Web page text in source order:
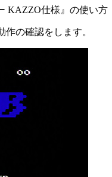
の確認をします。